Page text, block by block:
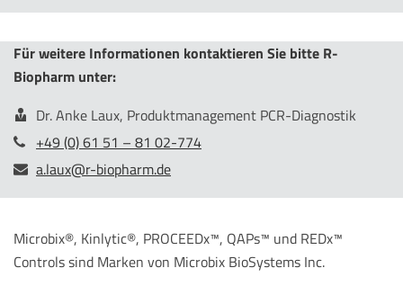
Für weitere Informationen kontaktieren Sie bitte R-
Biopharm unter:
Dr. Anke Laux, Produktmanagement PCR-Diagnostik
+49 (0) 61 51 – 81 02-774
a.laux@r-biopharm.de
Microbix®, Kinlytic®, PROCEEDx™, QAPs™ und REDx™
Controls sind Marken von Microbix BioSystems Inc.